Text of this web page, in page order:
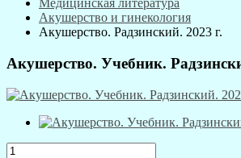
Медицинская литература
Акушерство и гинекология
Акушерство. Радзинский. 2023 г.
Акушерство. Учебник.